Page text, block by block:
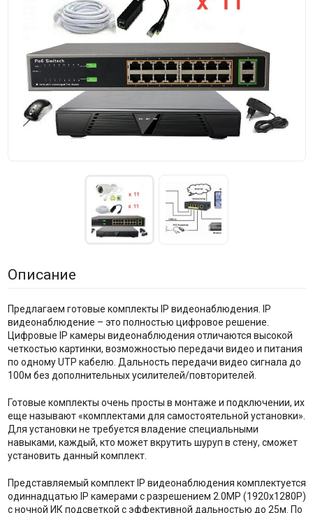
Описание
Предлагаем готовые комплекты IP видеонаблюдения. IP
видеонаблюдение – это полностью цифровое решение.
Цифровые IP камеры видеонаблюдения отличаются высокой
четкостью картинки, возможностью передачи видео и питания
по одному UTP кабелю. Дальность передачи видео сигнала до
100м без дополнительных усилителей/повторителей.
Готовые комплекты очень просты в монтаже и подключении, их
еще называют «комплектами для самостоятельной установки».
Для установки не требуется владение специальными
навыками, каждый, кто может вкрутить шуруп в стену, сможет
установить данный комплект.
Представляемый комплект IP видеонаблюдения комплектуется
одиннадцатью IP камерами с разрешением 2.0MP (1920x1280P)
с ночной ИК подсветкой с эффективной дальностью до 25м. По